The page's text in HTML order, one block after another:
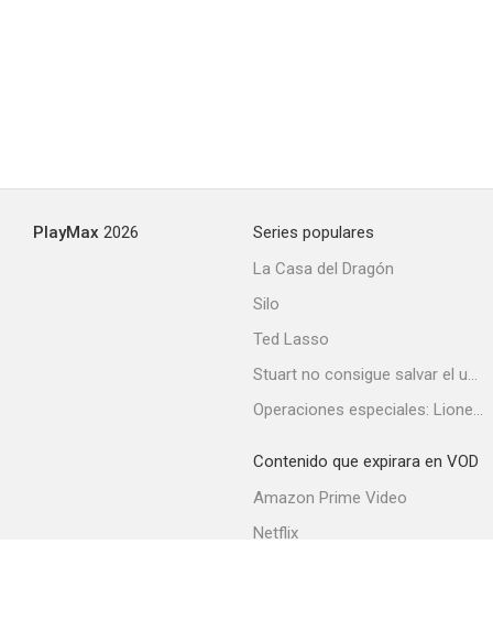
PlayMax 2026
Series populares
La Casa del Dragón
Silo
Ted Lasso
Stuart no consigue salvar el universo
Operaciones especiales: Lioness
Contenido que expirara en VOD
Amazon Prime Video
Netflix